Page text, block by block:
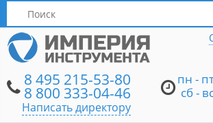
8 495 215-53-80
8 800 333-04-46
Написать директору
пн -
сб -